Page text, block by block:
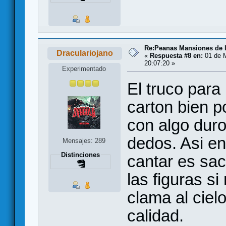
Draculariojano
Experimentado
Mensajes: 289
Distinciones
Re:Peanas Mansiones de
« Respuesta #8 en: 01 de
20:07:20 »
El truco
carton bien
con algo
dedos. Asi
cantar es
las figuras si
clama al
calidad.